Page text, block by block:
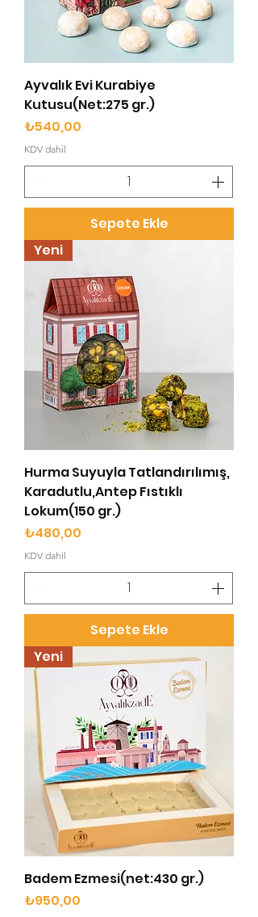
Ayvalık Evi Kurabiye
Kutusu(Net:275 gr.)
Fiyat
₺540,00
KDV dahil
Sepete Ekle
Yeni
Hurma Suyuyla Tatlandırılımış,
Karadutlu,Antep Fıstıklı
Lokum(150 gr.)
Fiyat
₺480,00
KDV dahil
Sepete Ekle
Yeni
Badem Ezmesi(net:430 gr.)
Fiyat
₺950,00